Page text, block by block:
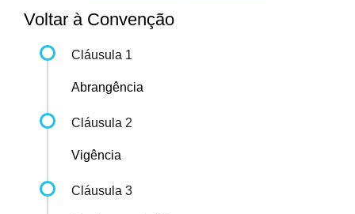
Voltar à Convenção
Cláusula 1
Abrangência
Cláusula 2
Vigência
Cláusula 3